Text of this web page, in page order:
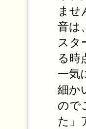
ませ
音は
スタ
る時
一気
細か
ので
た」